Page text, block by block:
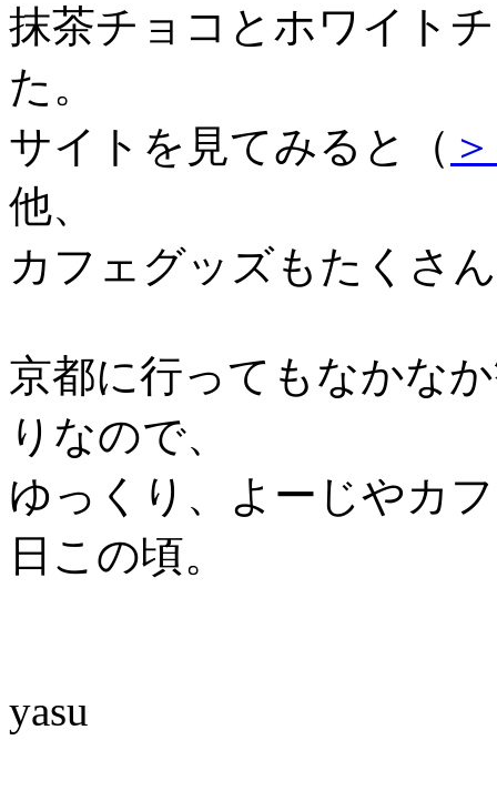
抹茶チョコとホワイト
た。
サイトを見てみると（
他、
カフェグッズもたくさ
京都に行ってもなかな
りなので、
ゆっくり、よーじやカ
日この頃。
yasu